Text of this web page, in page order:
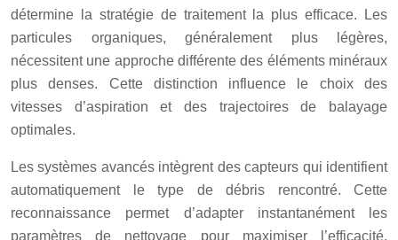
détermine la stratégie de traitement la plus efficace. Les
particules organiques, généralement plus légères,
nécessitent une approche différente des éléments minéraux
plus denses. Cette distinction influence le choix des
vitesses d’aspiration et des trajectoires de balayage
optimales.
Les systèmes avancés intègrent des capteurs qui identifient
automatiquement le type de débris rencontré. Cette
reconnaissance permet d’adapter instantanément les
paramètres de nettoyage pour maximiser l’efficacité.